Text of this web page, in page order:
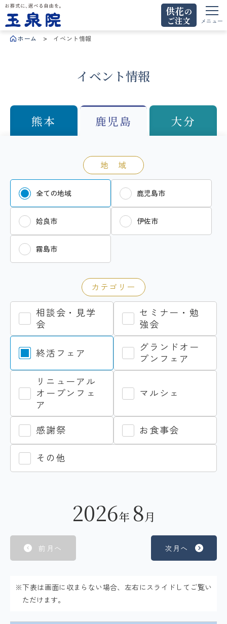
お葬式に、選べる自由を。玉泉院
供花の
ご注文
メニュー
ホーム イベント情報
イベント情報
熊本 鹿児島 大分
地 域
全ての地域 鹿児島市
姶良市 伊佐市
霧島市
カテゴリー
相談会・見学
会
セミナー・勉
強会
終活フェア
グランドオー
プンフェア
リニューアル
オープンフェ
ア
マルシェ
感謝祭 お食事会
その他
2026年 8月
前月へ 次月へ
※下表は画面に収まらない場合、左右にスライドしてご覧い
ただけます。